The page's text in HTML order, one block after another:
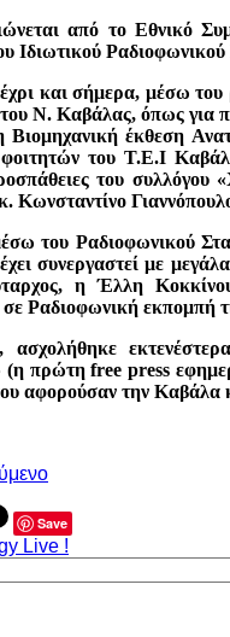
από το Εθνικό
Ιδιωτικού
και σήμερα, μέσω του
Ν. Καβάλας, όπως για
Βιομηχανική έκθεση
του Τ.Ε.Ι
του
Κωνσταντίνο
του Ραδιοφωνικού
συνεργαστεί με
η Έλλη
σε Ραδιοφωνική εκπομπή
πρώτη free press
αφορούσαν την Καβάλα
Save